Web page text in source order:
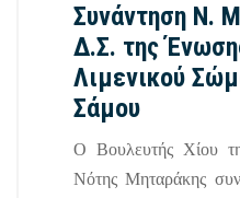
Συνάντηση Ν.
Δ.Σ. της
Λιμενικού
Σάμου
Ο Βουλευτής Χίου
Νότης Μηταράκης